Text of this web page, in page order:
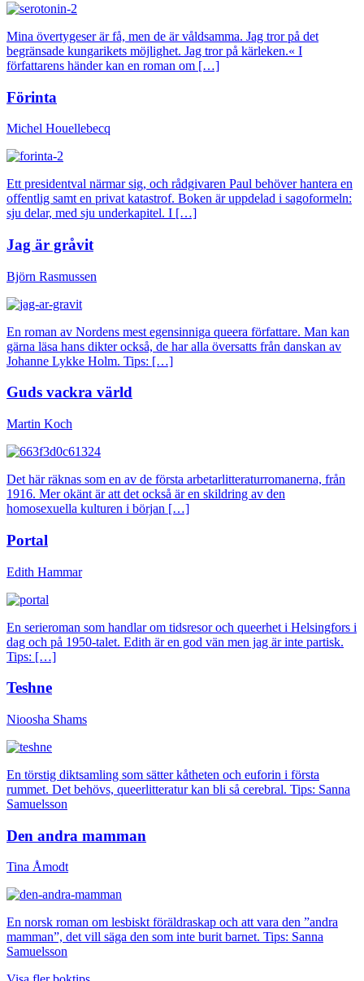
Mina övertygeser är få, men de är våldsamma. Jag tror på det
begränsade kungarikets möjlighet. Jag tror på kärleken.« I
författarens händer kan en roman om […]
Förinta
Michel Houellebecq
Ett presidentval närmar sig, och rådgivaren Paul behöver hantera en
offentlig samt en privat katastrof. Boken är uppdelad i sagoformeln:
sju delar, med sju underkapitel. I […]
Jag är gråvit
Björn Rasmussen
En roman av Nordens mest egensinniga queera författare. Man kan
gärna läsa hans dikter också, de har alla översatts från danskan av
Johanne Lykke Holm. Tips: […]
Guds vackra värld
Martin Koch
Det här räknas som en av de första arbetarlitteraturromanerna, från
1916. Mer okänt är att det också är en skildring av den
homosexuella kulturen i början […]
Portal
Edith Hammar
En serieroman som handlar om tidsresor och queerhet i Helsingfors i
dag och på 1950-talet. Edith är en god vän men jag är inte partisk.
Tips: […]
Teshne
Nioosha Shams
En törstig diktsamling som sätter kåtheten och euforin i första
rummet. Det behövs, queerlitteratur kan bli så cerebral. Tips: Sanna
Samuelsson
Den andra mamman
Tina Åmodt
En norsk roman om lesbiskt föräldraskap och att vara den ”andra
mamman”, det vill säga den som inte burit barnet. Tips: Sanna
Samuelsson